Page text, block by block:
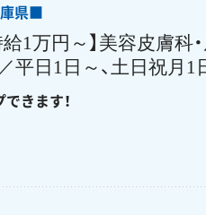
県■
1万円～】美容皮膚科
平日1日～、土日祝月1
きます！